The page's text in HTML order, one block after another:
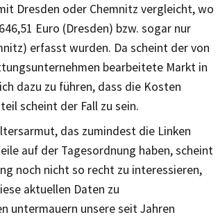
Dresden oder Chemnitz vergleicht, wo
Euro (Dresden) bzw. sogar nur
erfasst wurden. Da scheint der von
bearbeitete Markt in
dazu zu führen, dass die Kosten
scheint der Fall zu sein.
das zumindest die Linken
auf der Tagesordnung haben, scheint
noch nicht so recht zu interessieren,
aktuellen Daten zu
untermauern unsere seit Jahren